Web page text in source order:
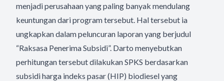
menjadi perusahaan yang paling banyak mendulang
keuntungan dari program tersebut. Hal tersebut ia
ungkapkan dalam peluncuran laporan yang berjudul
“Raksasa Penerima Subsidi”. Darto menyebutkan
perhitungan tersebut dilakukan SPKS berdasarkan
subsidi harga indeks pasar (HIP) biodiesel yang